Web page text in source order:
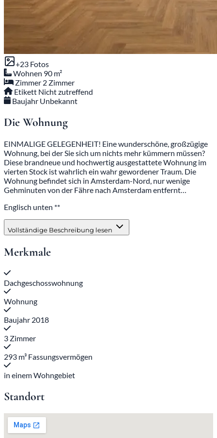
+23 Fotos
Wohnen 90 m²
Zimmer 2 Zimmer
Etikett Nicht zutreffend
Baujahr Unbekannt
Die Wohnung
EINMALIGE GELEGENHEIT! Eine wunderschöne, großzügige
Wohnung, bei der Sie sich um nichts mehr kümmern müssen?
Diese brandneue und hochwertig ausgestattete Wohnung im
vierten Stock ist wahrlich ein wahr gewordener Traum. Die
Wohnung befindet sich in Amsterdam-Nord, nur wenige
Gehminuten von der Fähre nach Amsterdam entfernt…
Englisch unten **
Vollständige Beschreibung lesen
Merkmale
Dachgeschosswohnung
Wohnung
Baujahr 2018
3 Zimmer
293 m³ Fassungsvermögen
in einem Wohngebiet
Standort